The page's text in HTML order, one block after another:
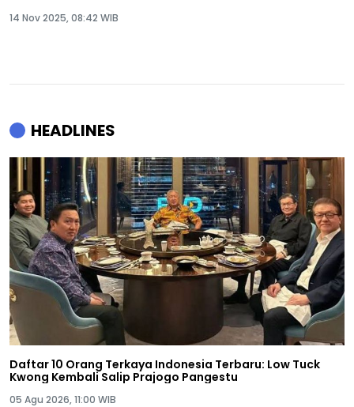
14 Nov 2025, 08:42 WIB
HEADLINES
Daftar 10 Orang Terkaya Indonesia Terbaru: Low Tuck
Kwong Kembali Salip Prajogo Pangestu
05 Agu 2026, 11:00 WIB